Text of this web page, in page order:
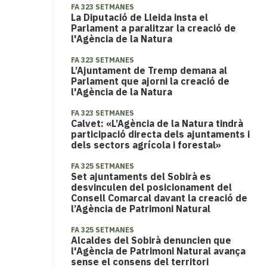
FA 323 SETMANES
La Diputació de Lleida insta el
Parlament a paralitzar la creació de
l'Agència de la Natura
FA 323 SETMANES
L’Ajuntament de Tremp demana al
Parlament que ajorni la creació de
l'Agència de la Natura
FA 323 SETMANES
Calvet: «L’Agència de la Natura tindrà
participació directa dels ajuntaments i
dels sectors agrícola i forestal»
FA 325 SETMANES
Set ajuntaments del Sobirà es
desvinculen del posicionament del
Consell Comarcal davant la creació de
l’Agència de Patrimoni Natural
FA 325 SETMANES
Alcaldes del Sobirà denuncien que
l'Agència de Patrimoni Natural avança
sense el consens del territori